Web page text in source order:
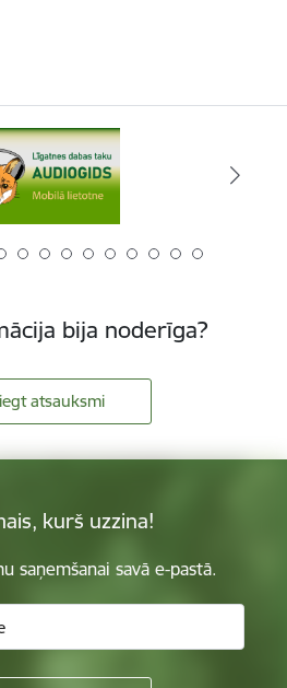
bija noderīga?
atsauksmi
kurš uzzina!
saņemšanai savā e-pastā.